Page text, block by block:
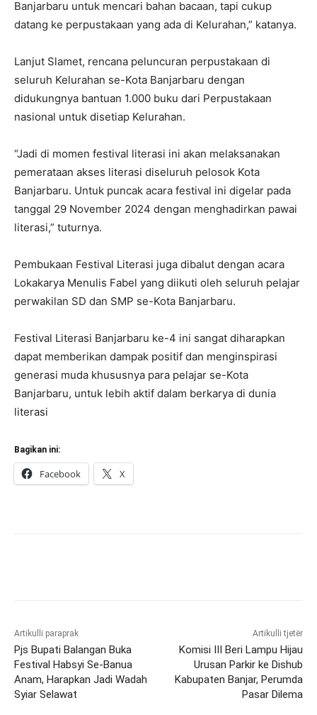
Banjarbaru untuk mencari bahan bacaan, tapi cukup
datang ke perpustakaan yang ada di Kelurahan,” katanya.
Lanjut Slamet, rencana peluncuran perpustakaan di
seluruh Kelurahan se-Kota Banjarbaru dengan
didukungnya bantuan 1.000 buku dari Perpustakaan
nasional untuk disetiap Kelurahan.
“Jadi di momen festival literasi ini akan melaksanakan
pemerataan akses literasi diseluruh pelosok Kota
Banjarbaru. Untuk puncak acara festival ini digelar pada
tanggal 29 November 2024 dengan menghadirkan pawai
literasi,” tuturnya.
Pembukaan Festival Literasi juga dibalut dengan acara
Lokakarya Menulis Fabel yang diikuti oleh seluruh pelajar
perwakilan SD dan SMP se-Kota Banjarbaru.
Festival Literasi Banjarbaru ke-4 ini sangat diharapkan
dapat memberikan dampak positif dan menginspirasi
generasi muda khususnya para pelajar se-Kota
Banjarbaru, untuk lebih aktif dalam berkarya di dunia
literasi
Bagikan ini:
Facebook X
Artikulli paraprak
Pjs Bupati Balangan Buka
Festival Habsyi Se-Banua
Anam, Harapkan Jadi Wadah
Syiar Selawat
Artikulli tjetër
Komisi III Beri Lampu Hijau
Urusan Parkir ke Dishub
Kabupaten Banjar, Perumda
Pasar Dilema